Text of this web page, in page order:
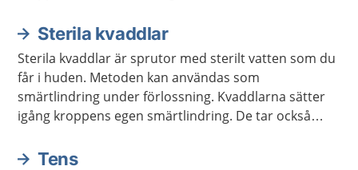
Sterila kvaddlar
Sterila kvaddlar är sprutor med sterilt vatten som du
får i huden. Metoden kan användas som
smärtlindring under förlossning. Kvaddlarna sätter
igång kroppens egen smärtlindring. De tar också
Tens